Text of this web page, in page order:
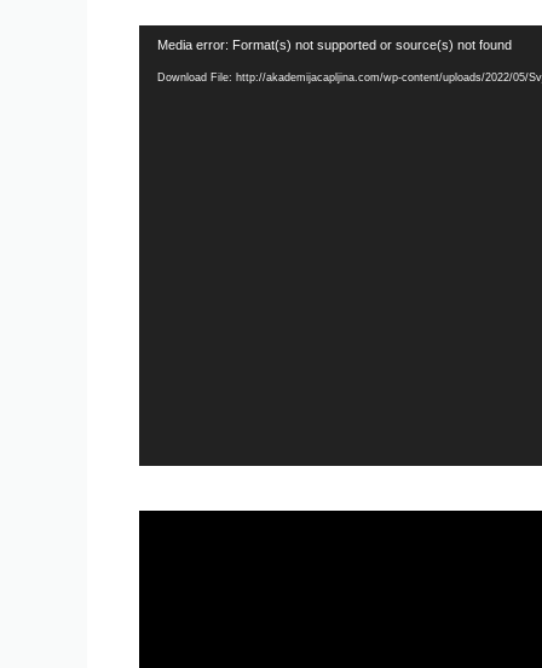
Video
Media error: Format(s) not supported or source(s) not found
Download File: http://akademijacapljina.com/wp-content/uploads/2022/05/